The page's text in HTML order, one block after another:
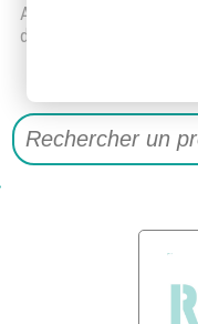
Accueil
> Accessoires
détachées